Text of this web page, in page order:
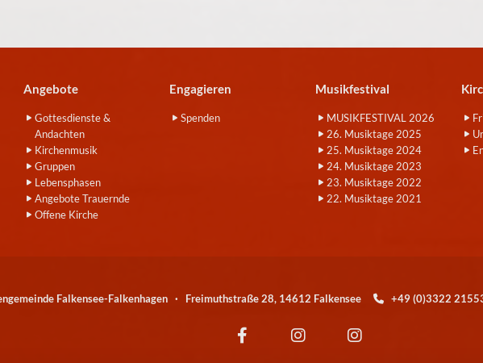
Angebote
Gottesdienste &
Andachten
Kirchenmusik
Gruppen
Lebensphasen
Angebote Trauernde
Offene Kirche
Engagieren
Spenden
Musikfestival
MUSIKFESTIVAL 2026
26. Musiktage 2025
25. Musiktage 2024
24. Musiktage 2023
23. Musiktage 2022
22. Musiktage 2021
Falkensee-Falkenhagen · Freimuthstraße 28, 14612 Falkensee  +49 (0)3322